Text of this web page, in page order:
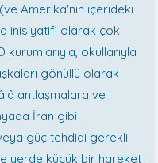
Amerika'nın içerideki
inisiyatifi olarak çok
kurumlarıyla, okullarıyla
gönüllü olarak
antlaşmalara ve
İran gibi
güç tehdidi gerekli
yerde küçük bir hareket